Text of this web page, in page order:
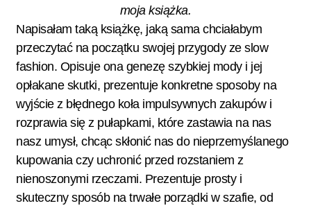
moja książka.
Napisałam taką książkę, jaką sama chciałabym
przeczytać na początku swojej przygody ze slow
fashion. Opisuje ona genezę szybkiej mody i jej
opłakane skutki, prezentuje konkretne sposoby na
wyjście z błędnego koła impulsywnych zakupów i
rozprawia się z pułapkami, które zastawia na nas
nasz umysł, chcąc skłonić nas do nieprzemyślanego
kupowania czy uchronić przed rozstaniem z
nienoszonymi rzeczami. Prezentuje prosty i
skuteczny sposób na trwałe porządki w szafie, od